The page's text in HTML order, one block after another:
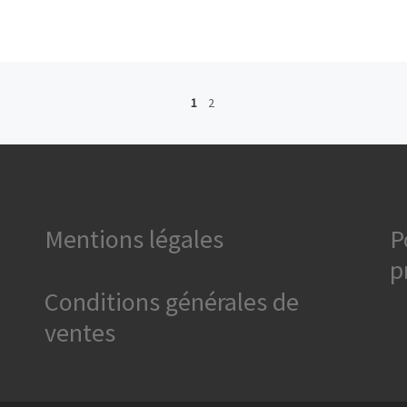
1 2
Mentions légales
Conditions générales de
ventes